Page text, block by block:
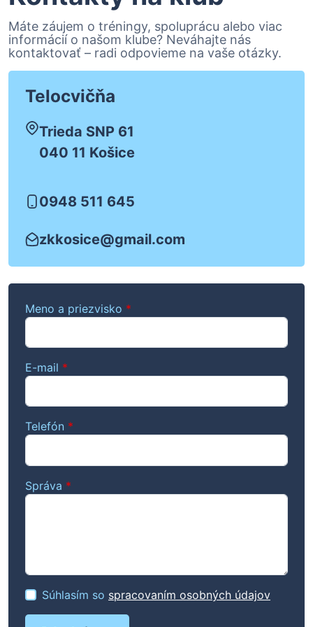
Máte záujem o tréningy, spoluprácu alebo viac
informácií o našom klube? Neváhajte nás
kontaktovať – radi odpovieme na vaše otázky.
Telocvičňa
Trieda SNP 61
040 11 Košice
0948 511 645
zkkosice@gmail.com
Meno a priezvisko *
E-mail *
Telefón *
Správa *
Súhlasím so spracovaním osobných údajov